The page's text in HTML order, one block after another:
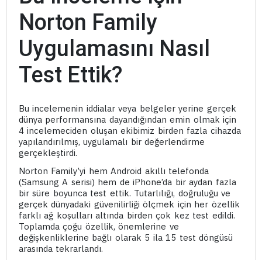
Norton Family
Uygulamasını Nasıl
Test Ettik?
Bu incelemenin iddialar veya belgeler yerine gerçek
dünya performansına dayandığından emin olmak için
4 incelemeciden oluşan ekibimiz birden fazla cihazda
yapılandırılmış, uygulamalı bir değerlendirme
gerçekleştirdi.
Norton Family’yi hem Android akıllı telefonda
(Samsung A serisi) hem de iPhone’da bir aydan fazla
bir süre boyunca test ettik. Tutarlılığı, doğruluğu ve
gerçek dünyadaki güvenilirliği ölçmek için her özellik
farklı ağ koşulları altında birden çok kez test edildi.
Toplamda çoğu özellik, önemlerine ve
değişkenliklerine bağlı olarak 5 ila 15 test döngüsü
arasında tekrarlandı.